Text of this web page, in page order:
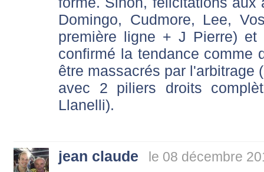
Domingo, Cudmore, Lee,
première ligne + J Pierre)
confirmé la tendance comme
être massacrés par l'arbitrage
avec 2 piliers droits
Llanelli).
jean claude le 08 décembre